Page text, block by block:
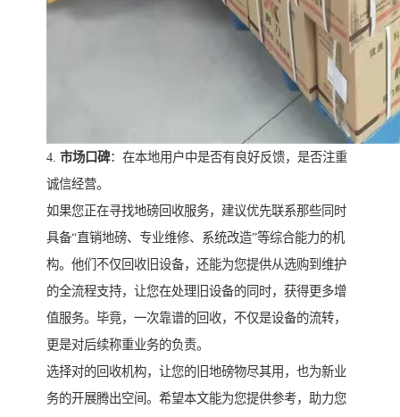
4. 市场口碑：在本地用户中是否有良好反馈，是否注重
诚信经营。
如果您正在寻找地磅回收服务，建议优先联系那些同时
具备“直销地磅、专业维修、系统改造”等综合能力的机
构。他们不仅回收旧设备，还能为您提供从选购到维护
的全流程支持，让您在处理旧设备的同时，获得更多增
值服务。毕竟，一次靠谱的回收，不仅是设备的流转，
更是对后续称重业务的负责。
选择对的回收机构，让您的旧地磅物尽其用，也为新业
务的开展腾出空间。希望本文能为您提供参考，助力您